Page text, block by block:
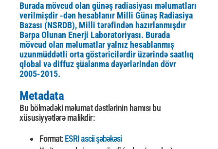
Burada mövcud olan günəş radiasiyası məlumatları
verilmişdir -dən hesablanır Milli Günəş Radiasiya
Bazası (NSRDB), Milli tərəfindən hazırlanmışdır
Bərpa Olunan Enerji Laboratoriyası. Burada
mövcud olan məlumatlar yalnız hesablanmış
uzunmüddətli orta göstəricilərdir üzərində saatlıq
qlobal və diffuz şüalanma dəyərlərindən dövr
2005-2015.
Metadata
Bu bölmədəki məlumat dəstlərinin hamısı bu
xüsusiyyətlərə malikdir:
Format:ESRI ascii şəbəkəsi